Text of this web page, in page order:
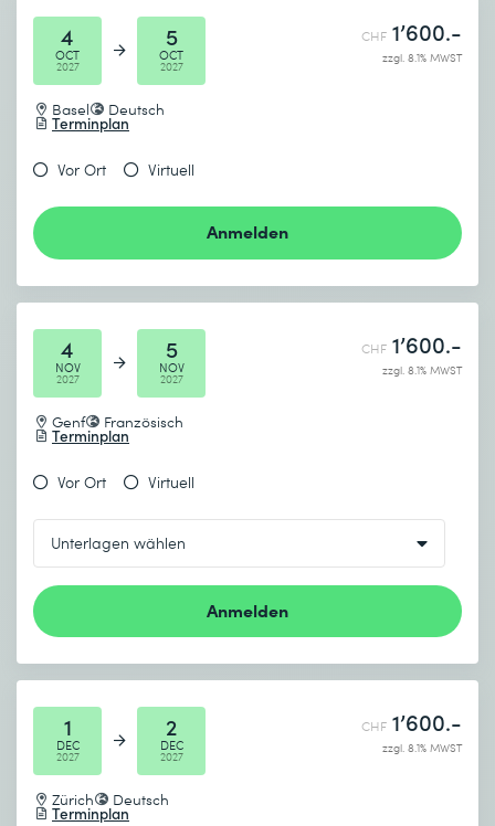
4
OCT
2027
5
OCT
2027
Basel Deutsch
Terminplan
CHF 1’600.-
zzgl. 8.1% MWST
Vor Ort Virtuell
Anmelden
4
NOV
2027
5
NOV
2027
Genf Französisch
Terminplan
CHF 1’600.-
zzgl. 8.1% MWST
Vor Ort Virtuell
Anmelden
1
DEC
2027
2
DEC
2027
Zürich Deutsch
Terminplan
CHF 1’600.-
zzgl. 8.1% MWST